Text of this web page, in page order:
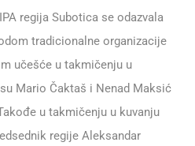
regija Subotica se odazvala
tradicionalne organizacije
učešće u takmičenju u
Mario Čaktaš i Nenad Maksić
u takmičenju u kuvanju
regije Aleksandar